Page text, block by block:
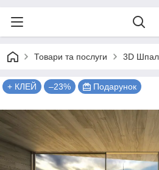
Товари та послуги 3D
+ КЛЕЙ –23% Подарунок